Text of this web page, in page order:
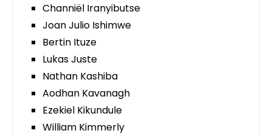
Channiël Iranyibutse
Joan Julio Ishimwe
Bertin Ituze
Lukas Juste
Nathan Kashiba
Aodhan Kavanagh
Ezekiel Kikundule
William Kimmerly